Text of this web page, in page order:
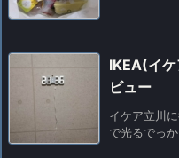
IKEA(イ
ビュー
イケア立川
で光るでっ